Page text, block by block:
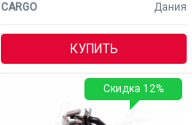
CARGO
Дания
КУПИТЬ
Скидка 12%